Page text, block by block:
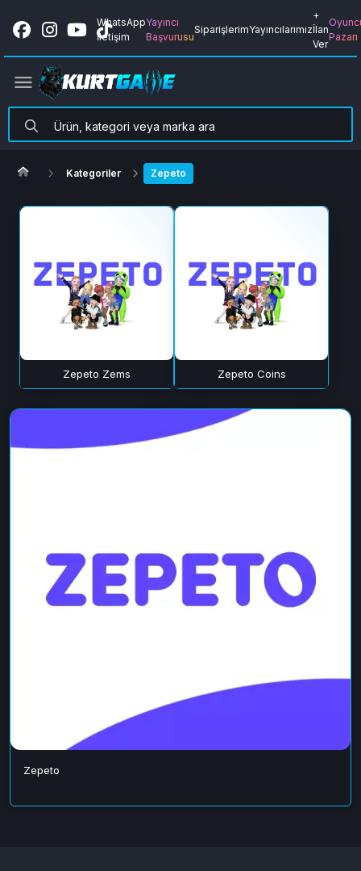
WhatsApp
İletişim
Yayıncı
Başvurusu
SiparişlerimYayıncılarımız
+
İlan
Ver
Pazarı
Kategoriler Zepeto
Zepeto Zems Zepeto Coins
Zepeto